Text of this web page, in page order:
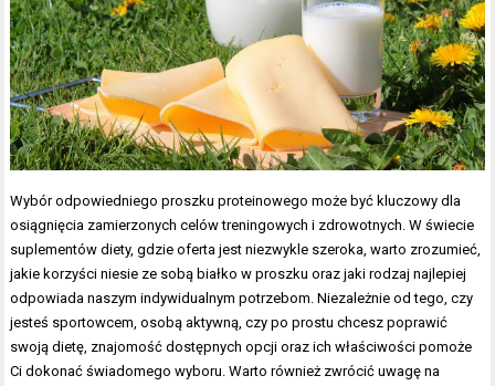
Wybór odpowiedniego proszku proteinowego może być kluczowy dla
osiągnięcia zamierzonych celów treningowych i zdrowotnych. W świecie
suplementów diety, gdzie oferta jest niezwykle szeroka, warto zrozumieć,
jakie korzyści niesie ze sobą białko w proszku oraz jaki rodzaj najlepiej
odpowiada naszym indywidualnym potrzebom. Niezależnie od tego, czy
jesteś sportowcem, osobą aktywną, czy po prostu chcesz poprawić
swoją dietę, znajomość dostępnych opcji oraz ich właściwości pomoże
Ci dokonać świadomego wyboru. Warto również zwrócić uwagę na